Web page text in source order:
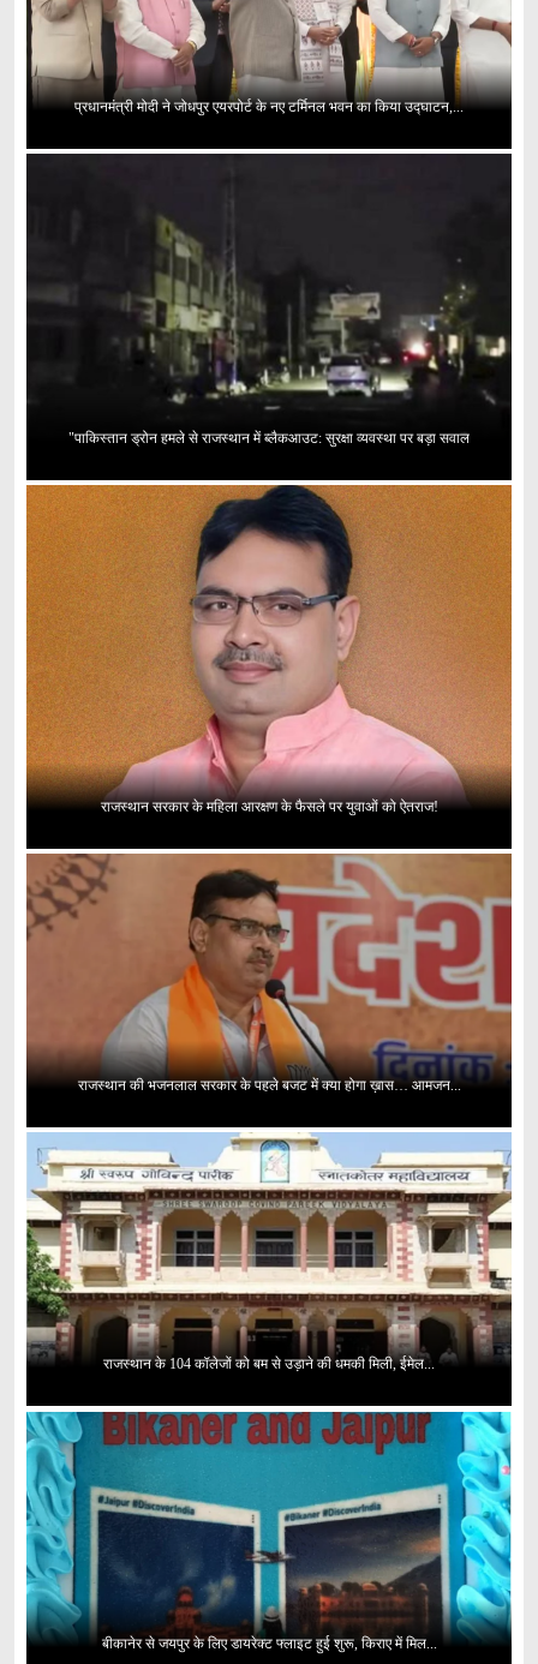
प्रधानमंत्री मोदी ने जोधपुर एयरपोर्ट के नए टर्मिनल भवन का किया उद्घाटन,...
"पाकिस्तान ड्रोन हमले से राजस्थान में ब्लैकआउट: सुरक्षा व्यवस्था पर बड़ा सवाल
राजस्थान सरकार के महिला आरक्षण के फैसले पर युवाओं को ऐतराज!
राजस्थान की भजनलाल सरकार के पहले बजट में क्या होगा ख़ास… आमजन...
राजस्थान के 104 कॉलेजों को बम से उड़ाने की धमकी मिली, ईमेल...
बीकानेर से जयपुर के लिए डायरेक्ट फ्लाइट हुई शुरू, किराए में मिल...